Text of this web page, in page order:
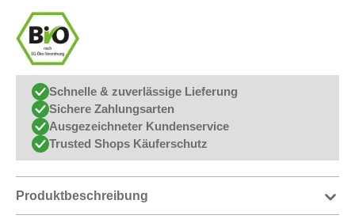
Schnelle & zuverlässige Lieferung
Sichere Zahlungsarten
Ausgezeichneter Kundenservice
Trusted Shops Käuferschutz
Produktbeschreibung